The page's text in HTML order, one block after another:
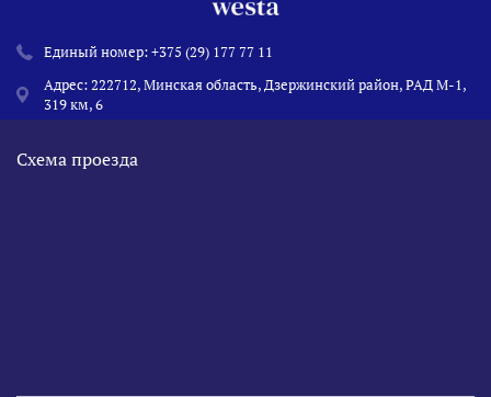
Единый номер:+375 (29) 177 77 11
Адрес: 222712, Минская область, Дзержинский район, РАД М-1,
319 км, 6
Схема проезда